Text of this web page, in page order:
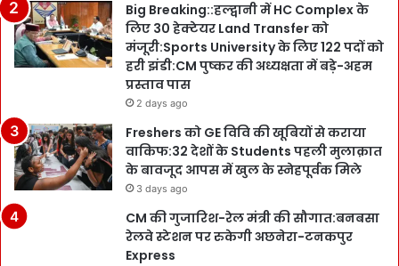
Big Breaking::हल्द्वानी में HC Complex के
लिए 30 हेक्टेयर Land Transfer को
मंजूरी:Sports University के लिए 122 पदों को
हरी झंडी:CM पुष्कर की अध्यक्षता में बड़े-अहम
प्रस्ताव पास
2 days ago
Freshers को GE विवि की खूबियों से कराया
वाकिफ:32 देशों के Students पहली मुलाक़ात
के बावजूद आपस में खुल के स्नेहपूर्वक मिले
3 days ago
CM की गुजारिश-रेल मंत्री की सौगात:बनबसा
रेलवे स्टेशन पर रुकेगी अछनेरा-टनकपुर
Express